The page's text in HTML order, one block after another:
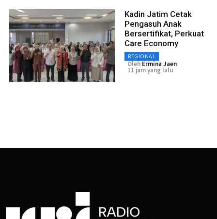
Kadin Jatim Cetak
Pengasuh Anak
Bersertifikat, Perkuat
Care Economy
REGIONAL
Oleh Ermina Jaen
11 jam yang lalu